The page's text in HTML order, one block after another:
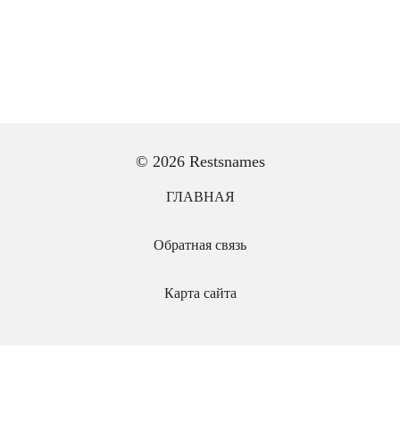
© 2026 Restsnames
ГЛАВНАЯ
Обратная связь
Карта сайта